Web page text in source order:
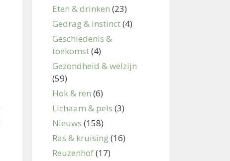
Eten & drinken (23)
Gedrag & instinct(4)
Geschiedenis &
toekomst(4)
Gezondheid & welzijn
(59)
Hok & ren (6)
Lichaam & pels (3)
Nieuws (158)
Ras & kruising(16)
Reuzenhof(17)